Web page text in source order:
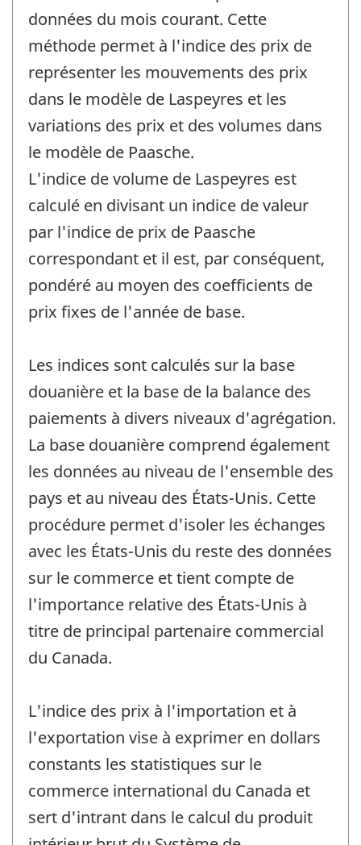
données du mois courant. Cette
méthode permet à l'indice des prix de
représenter les mouvements des prix
dans le modèle de Laspeyres et les
variations des prix et des volumes dans
le modèle de Paasche.
L'indice de volume de Laspeyres est
calculé en divisant un indice de valeur
par l'indice de prix de Paasche
correspondant et il est, par conséquent,
pondéré au moyen des coefficients de
prix fixes de l'année de base.
Les indices sont calculés sur la base
douanière et la base de la balance des
paiements à divers niveaux d'agrégation.
La base douanière comprend également
les données au niveau de l'ensemble des
pays et au niveau des États-Unis. Cette
procédure permet d'isoler les échanges
avec les États-Unis du reste des données
sur le commerce et tient compte de
l'importance relative des États-Unis à
titre de principal partenaire commercial
du Canada.
L'indice des prix à l'importation et à
l'exportation vise à exprimer en dollars
constants les statistiques sur le
commerce international du Canada et
sert d'intrant dans le calcul du produit